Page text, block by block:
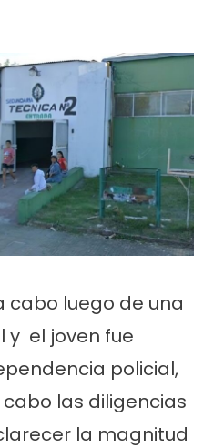
cabo luego de una
y el joven fue
policial,
las diligencias
la magnitud